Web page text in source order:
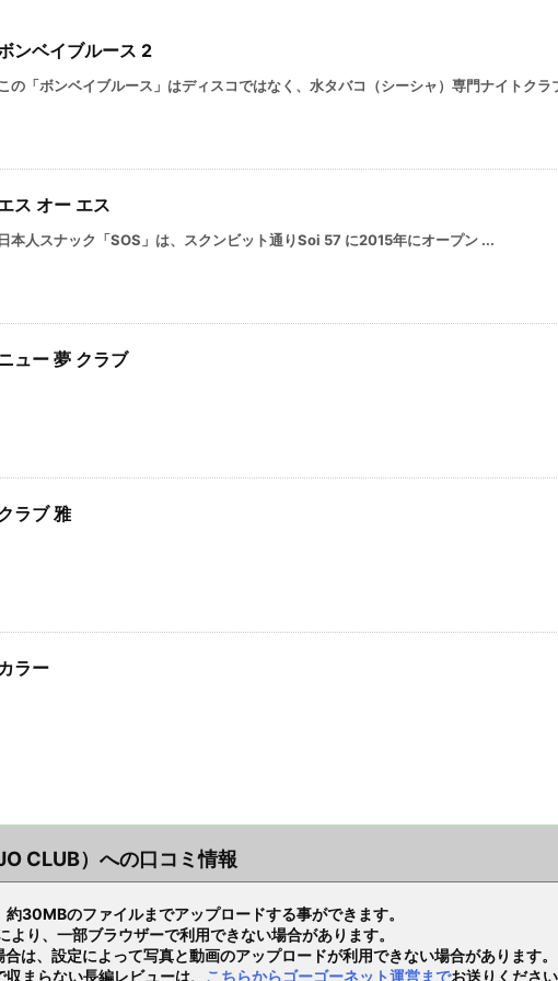
ンベイブルース 2
の「ボンベイブルース」はディスコではなく、水タバコ（シーシャ）専門ナイトクラ
ス オー エス
日本人スナック「SOS」は、スクンビット通りSoi 57 に2015年にオープン ...
ュー 夢 クラブ
ラブ 雅
カラー
CLUB）への口コミ情報
約30MBのファイルまでアップロードする事ができます。
り、一部ブラウザーで利用できない場合があります。
は、設定によって写真と動画のアップロードが利用できない場合があります。
まらない長編レビューは、 こちらからゴーゴーネット運営までお送りくださ